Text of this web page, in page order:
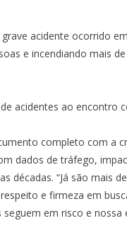
acidente ocorrido
e incendiando mais
acidentes ao encontro
completo com a
dados de tráfego,
décadas. “Já são mais
e firmeza em
em risco e